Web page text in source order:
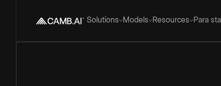
Solutions Models Resources Para